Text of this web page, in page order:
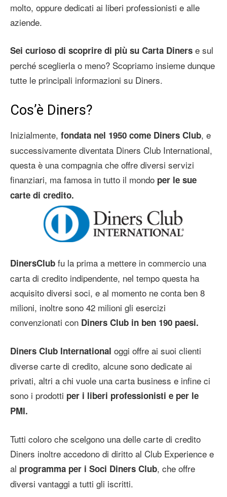
molto, oppure dedicati ai liberi professionisti e alle
aziende.
Sei curioso di scoprire di più su Carta Diners e sul
perché sceglierla o meno? Scopriamo insieme dunque
tutte le principali informazioni su Diners.
Cos’è Diners?
Inizialmente, fondata nel 1950 come Diners Club, e
successivamente diventata Diners Club International,
questa è una compagnia che offre diversi servizi
finanziari, ma famosa in tutto il mondo per le sue
carte di credito.
DinersClub fu la prima a mettere in commercio una
carta di credito indipendente, nel tempo questa ha
acquisito diversi soci, e al momento ne conta ben 8
milioni, inoltre sono 42 milioni gli esercizi
convenzionati con Diners Club in ben 190 paesi.
Diners Club International oggi offre ai suoi clienti
diverse carte di credito, alcune sono dedicate ai
privati, altri a chi vuole una carta business e infine ci
sono i prodotti per i liberi professionisti e per le
PMI.
Tutti coloro che scelgono una delle carte di credito
Diners inoltre accedono di diritto al Club Experience e
al programma per i Soci Diners Club, che offre
diversi vantaggi a tutti gli iscritti.